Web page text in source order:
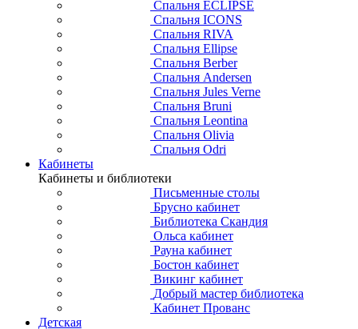
Спальня ECLIPSE
Спальня ICONS
Спальня RIVA
Спальня Ellipse
Спальня Berber
Спальня Andersen
Спальня Jules Verne
Спальня Bruni
Спальня Leontina
Спальня Olivia
Спальня Odri
Кабинеты
Кабинеты и библиотеки
Письменные столы
Брусно кабинет
Библиотека Скандия
Ольса кабинет
Рауна кабинет
Бостон кабинет
Викинг кабинет
Добрый мастер библиотека
Кабинет Прованс
Детская